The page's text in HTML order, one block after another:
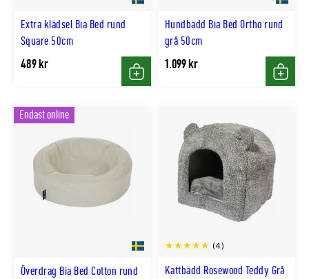
Extra klädsel Bia Bed rund
Square 50cm
489 kr
Köp
Hundbädd Bia Bed Ortho rund
grå 50cm
1.099 kr
Köp
Överdrag Bia Bed Cotton rund
Endast online
Kattbädd Rosewood Teddy Grå
(4)